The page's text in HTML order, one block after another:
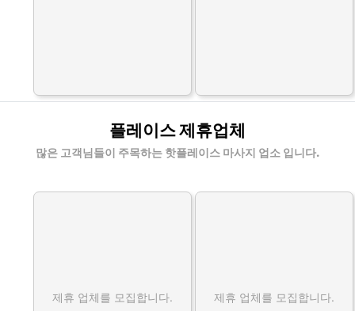
플레이스 제휴업체
많은 고객님들이 주목하는 핫플레이스 마사지 업소 입니다.
제휴 업체를 모집합니다. 제휴 업체를 모집합니다.